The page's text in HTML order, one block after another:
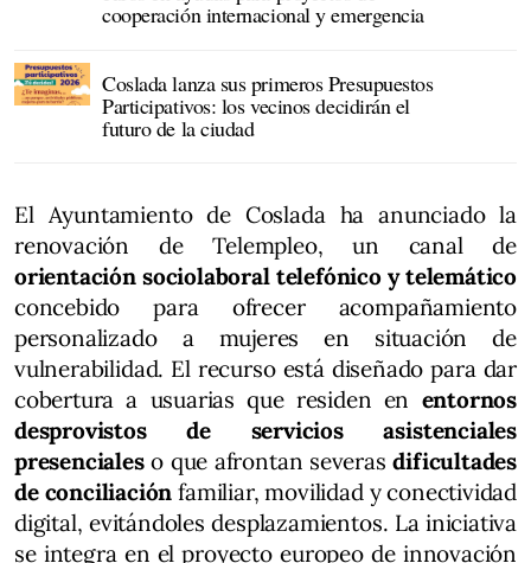
cooperación internacional y emergencia
Coslada lanza sus primeros Presupuestos
Participativos: los vecinos decidirán el
futuro de la ciudad
El Ayuntamiento de Coslada ha anunciado la
renovación de Telempleo, un canal de
orientación sociolaboral telefónico y telemático
concebido para ofrecer acompañamiento
personalizado a mujeres en situación de
vulnerabilidad. El recurso está diseñado para dar
cobertura a usuarias que residen en entornos
desprovistos de servicios asistenciales
presencialeso que afrontan severasdificultades
de conciliación familiar, movilidad y conectividad
digital, evitándoles desplazamientos. La iniciativa
se integra en el proyecto europeo de innovación